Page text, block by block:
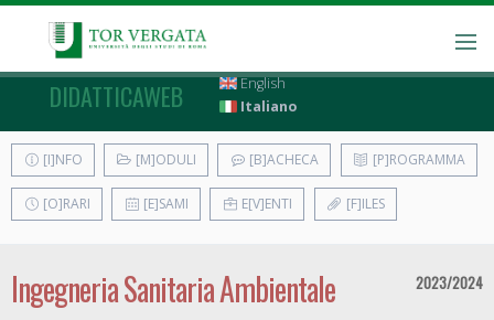
DIDATTICAWEB
English
Italiano
[I]NFO [M]ODULI [B]ACHECA [P]ROGRAMMA
[O]RARI [E]SAMI E[V]ENTI [F]ILES
Ingegneria Sanitaria Ambientale 2023/2024